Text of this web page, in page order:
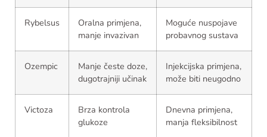
Rybelsus
Oralna primjena,
manje invazivan
Moguće nuspojave
probavnog sustava
Ozempic
Manje česte doze,
dugotrajniji učinak
Injekcijska primjena,
može biti neugodno
Victoza
Brza kontrola
glukoze
Dnevna primjena,
manja fleksibilnost